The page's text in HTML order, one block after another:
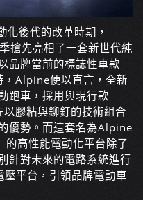
後代的改革時期，
搶先亮相了一套新世代純
品牌當前的標誌性車款
Alpine便以直言，全新
跑車，採用與現行款
膠粘與鉚釘的技術組合
優勢。而這套名為Alpine
高性能電動化平台除了
針對未來的電路系統進行
平台，引領品牌電動車